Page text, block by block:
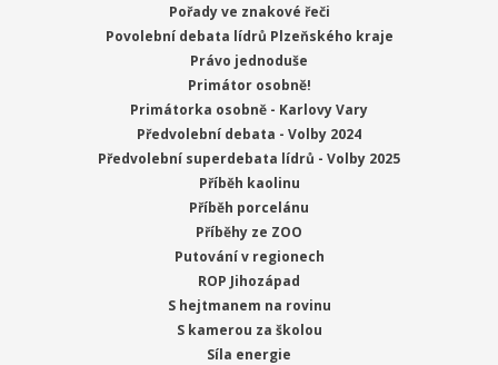
Pořady ve znakové řeči
Povolební debata lídrů Plzeňského kraje
Právo jednoduše
Primátor osobně!
Primátorka osobně - Karlovy Vary
Předvolební debata - Volby 2024
Předvolební superdebata lídrů - Volby 2025
Příběh kaolinu
Příběh porcelánu
Příběhy ze ZOO
Putování v regionech
ROP Jihozápad
S hejtmanem na rovinu
S kamerou za školou
Síla energie